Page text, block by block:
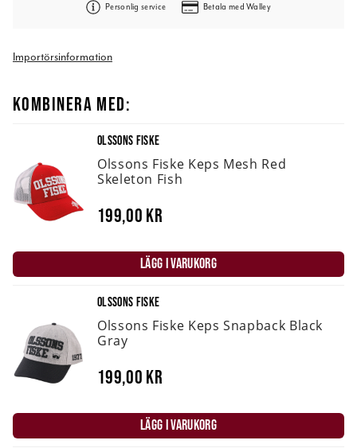
Personlig service Betala med Walley
Importörsinformation
KOMBINERA MED:
OLSSONS FISKE
Olssons Fiske Keps Mesh Red
Skeleton Fish
199,00 kr
LÄGG I VARUKORG
OLSSONS FISKE
Olssons Fiske Keps Snapback Black
Gray
199,00 kr
LÄGG I VARUKORG